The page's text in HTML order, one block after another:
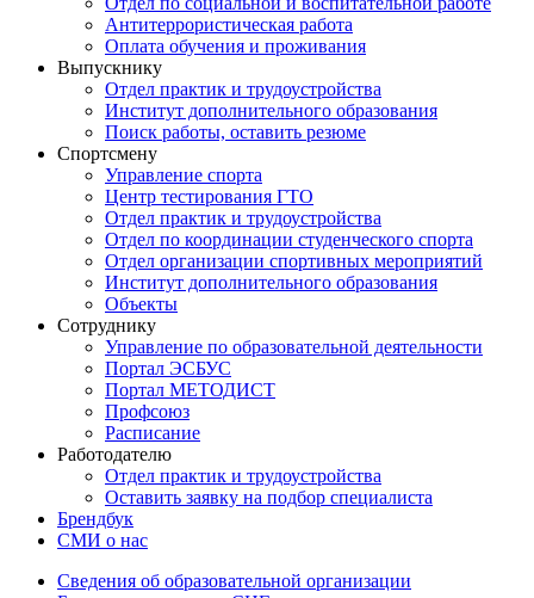
Антитеррористическая работа
Оплата обучения и проживания
Выпускнику
Отдел практик и трудоустройства
Институт дополнительного образования
Поиск работы, оставить резюме
Спортсмену
Управление спорта
Центр тестирования ГТО
Отдел практик и трудоустройства
Отдел по координации студенческого спорта
Отдел организации спортивных мероприятий
Институт дополнительного образования
Объекты
Сотруднику
Управление по образовательной деятельности
Портал ЭСБУС
Портал МЕТОДИСТ
Профсоюз
Расписание
Работодателю
Отдел практик и трудоустройства
Оставить заявку на подбор специалиста
Брендбук
СМИ о нас
Сведения об образовательной организации